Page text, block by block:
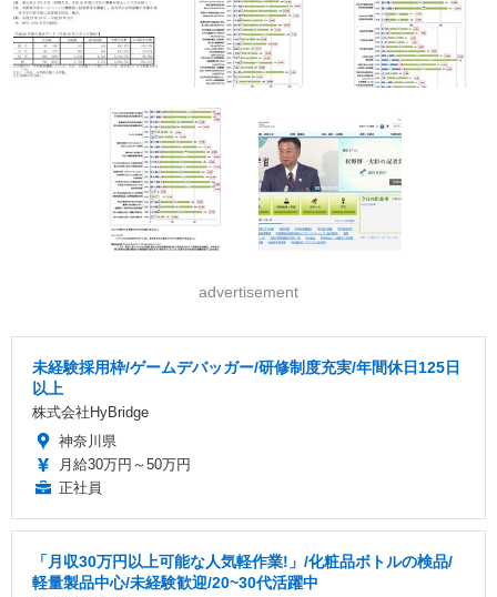
advertisement
未経験採用枠/ゲームデバッガー/研修制度充実/年間休日125日
以上
株式会社HyBridge
神奈川県
月給30万円～50万円
正社員
「月収30万円以上可能な人気軽作業!」/化粧品ボトルの検品/
軽量製品中心/未経験歓迎/20~30代活躍中